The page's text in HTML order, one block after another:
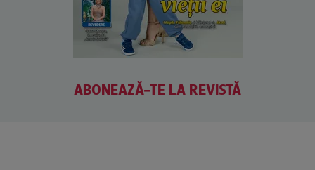
ABONEAZĂ-TE LA REVISTĂ